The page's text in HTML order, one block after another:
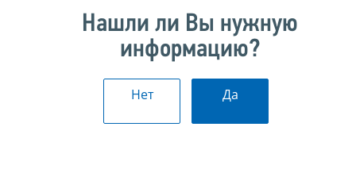
Нашли ли Вы нужную
информацию?
Нет Да